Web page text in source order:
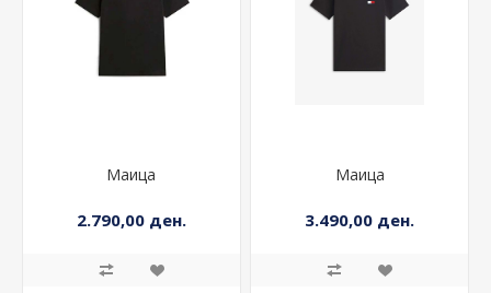
Маица
2.790,00 ден.
Маица
3.490,00 ден.